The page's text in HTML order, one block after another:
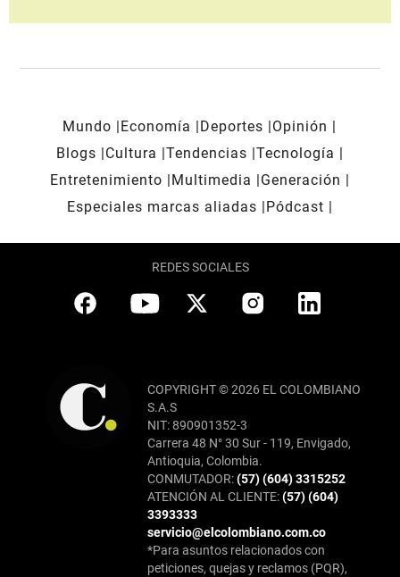
Mundo Economía Deportes
Opinión
Blogs
Cultura Tendencias Tecnología
Entretenimiento
Multimedia
Generación
Especiales marcas aliadas
Pódcast
REDES SOCIALES
COPYRIGHT © 2026 EL COLOMBIANO
S.A.S
NIT: 890901352-3
Carrera 48 N° 30 Sur - 119, Envigado,
Antioquia, Colombia.
CONMUTADOR:(57) (604) 3315252
ATENCIÓN AL CLIENTE:(57) (604)
3393333
servicio@elcolombiano.com.co
*Para asuntos relacionados con
peticiones, quejas y reclamos (PQR),